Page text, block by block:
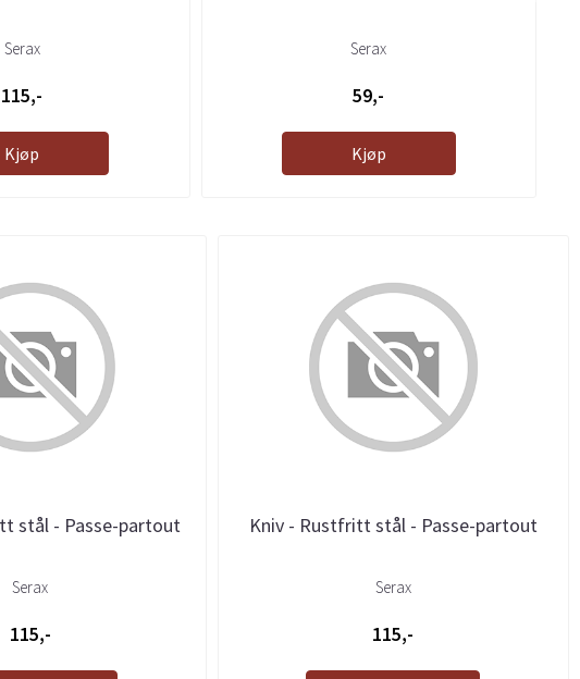
Serax
115,-
Kjøp
Serax
59,-
Kjøp
stål - Passe-partout
Serax
115,-
Kniv - Rustfritt stål - Passe-partout
Serax
115,-